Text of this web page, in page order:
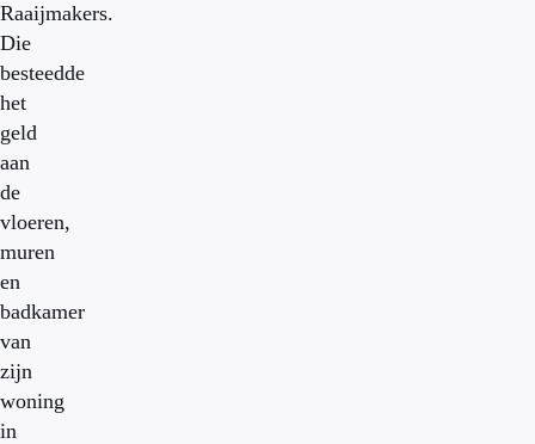
Raaijmakers.
Die
besteedde
het
geld
aan
de
vloeren,
muren
en
badkamer
van
zijn
woning
in